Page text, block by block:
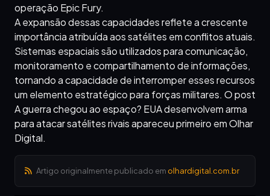
operação Epic Fury.
A expansão dessas capacidades reflete a crescente
importância atribuída aos satélites em conflitos atuais.
Sistemas espaciais são utilizados para comunicação,
monitoramento e compartilhamento de informações,
tornando a capacidade de interromper esses recursos
um elemento estratégico para forças militares. O post
A guerra chegou ao espaço? EUA desenvolvem arma
para atacar satélites rivais apareceu primeiro em Olhar
Digital.
Artigo originalmente publicado em olhardigital.com.br